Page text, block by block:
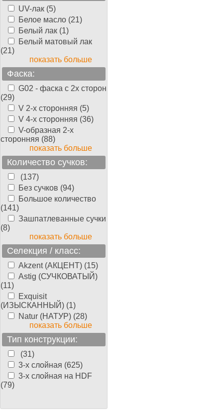
UV-лак (5)
Белое масло (21)
Белый лак (1)
Белый матовый лак
(21)
показать больше
Фаска:
G02 - фаска с 2х сторон
(29)
V 2-х сторонняя (5)
V 4-х сторонняя (36)
V-образная 2-х
сторонняя (88)
показать больше
Количество сучков:
(137)
Без сучков (94)
Большое количество
(141)
Зашпатлеванные сучки
(8)
показать больше
Селекция / класс:
Akzent (АКЦЕНТ) (15)
Astig (СУЧКОВАТЫЙ)
(11)
Exquisit
(ИЗЫСКАННЫЙ) (1)
Natur (НАТУР) (28)
показать больше
Тип конструкции:
(31)
3-х слойная (625)
3-х слойная на HDF
(79)